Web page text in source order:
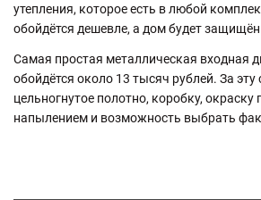
утепления, которое есть в любой
обойдётся дешевле, а дом будет
Самая простая металлическая входная
обойдётся около 13 тысяч рублей. За
цельногнутое полотно, коробку,
напылением и возможность выбрать